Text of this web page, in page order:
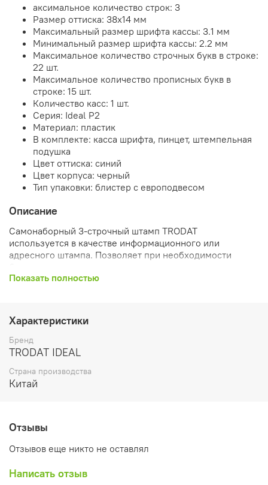
аксимальное количество строк: 3
Размер оттиска: 38х14 мм
Максимальный размер шрифта кассы: 3.1 мм
Минимальный размер шрифта кассы: 2.2 мм
Максимальное количество строчных букв в строке:
22 шт.
Максимальное количество прописных букв в
строке: 15 шт.
Количество касс: 1 шт.
Серия: Ideal P2
Материал: пластик
В комплекте: касса шрифта, пинцет, штемпельная
подушка
Цвет оттиска: синий
Цвет корпуса: черный
Тип упаковки: блистер с европодвесом
Описание
Cамонаборный 3-строчный штамп TRODAT
используется в качестве информационного или
адресного штампа. Позволяет при необходимости
снабжен прозрачным верхним окном для
идентификации оттиска цвет которого - синий. Размер
оттиска - 38х14 мм. Поставляется в комплекте с
пинцетом, сменной подушкой и кассой шрифта в
блистере с европодвесом.
Показать полностью
Характеристики
Бренд
TRODAT IDEAL
Страна производства
Китай
Отзывы
Отзывов еще никто не оставлял
Написать отзыв